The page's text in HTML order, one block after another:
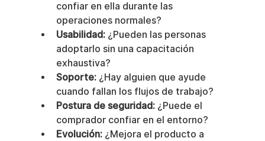
confiar en ella durante las
operaciones normales?
Usabilidad: ¿Pueden las personas
adoptarlo sin una capacitación
exhaustiva?
Soporte: ¿Hay alguien que ayude
cuando fallan los flujos de trabajo?
Postura de seguridad: ¿Puede el
comprador confiar en el entorno?
Evolución: ¿Mejora el producto a